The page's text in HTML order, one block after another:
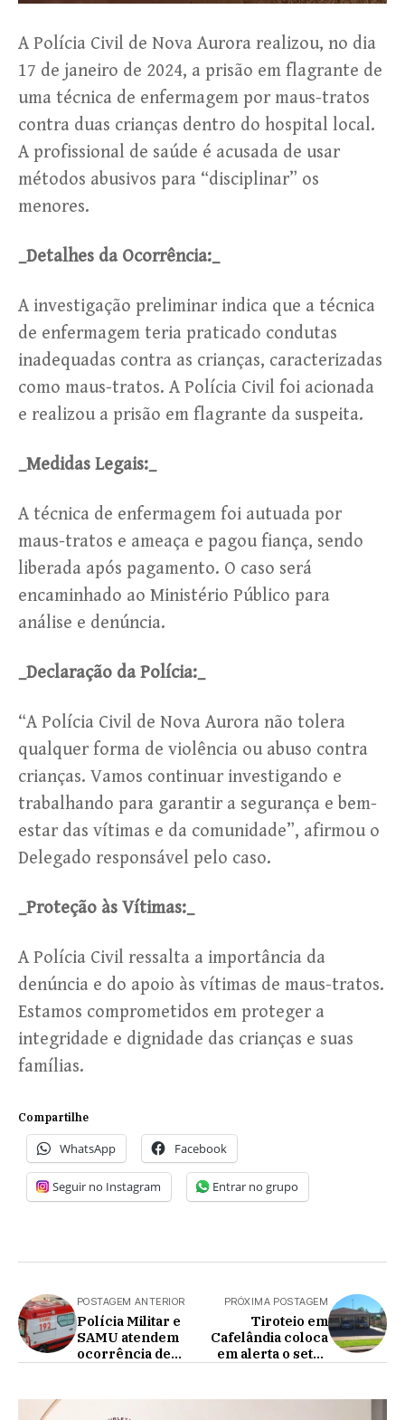
A Polícia Civil de Nova Aurora realizou, no dia
17 de janeiro de 2024, a prisão em flagrante de
uma técnica de enfermagem por maus-tratos
contra duas crianças dentro do hospital local.
A profissional de saúde é acusada de usar
métodos abusivos para “disciplinar” os
menores.
_Detalhes da Ocorrência:_
A investigação preliminar indica que a técnica
de enfermagem teria praticado condutas
inadequadas contra as crianças, caracterizadas
como maus-tratos. A Polícia Civil foi acionada
e realizou a prisão em flagrante da suspeita.
_Medidas Legais:_
A técnica de enfermagem foi autuada por
maus-tratos e ameaça e pagou fiança, sendo
liberada após pagamento. O caso será
encaminhado ao Ministério Público para
análise e denúncia.
_Declaração da Polícia:_
“A Polícia Civil de Nova Aurora não tolera
qualquer forma de violência ou abuso contra
crianças. Vamos continuar investigando e
trabalhando para garantir a segurança e bem-
estar das vítimas e da comunidade”, afirmou o
Delegado responsável pelo caso.
_Proteção às Vítimas:_
A Polícia Civil ressalta a importância da
denúncia e do apoio às vítimas de maus-tratos.
Estamos comprometidos em proteger a
integridade e dignidade das crianças e suas
famílias.
Compartilhe
WhatsApp Facebook
Seguir no Instagram Entrar no grupo
POSTAGEM ANTERIOR
Polícia Militar e
SAMU atendem
ocorrência de
PRÓXIMA POSTAGEM
Tiroteio em
Cafelândia coloca
em alerta o setor